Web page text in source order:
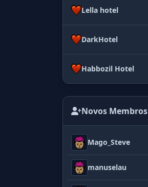
Lella hotel
DarkHotel
Habbozil Hotel
Novos Membros
Mago_Steve
manuselau